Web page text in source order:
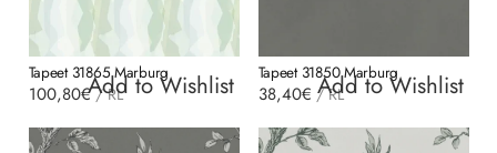
Tapeet 31865 Marburg
100,80€ /RL
Add to Wishlist Tapeet 31850 Marburg
38,40€ /RL
Add to Wishlist